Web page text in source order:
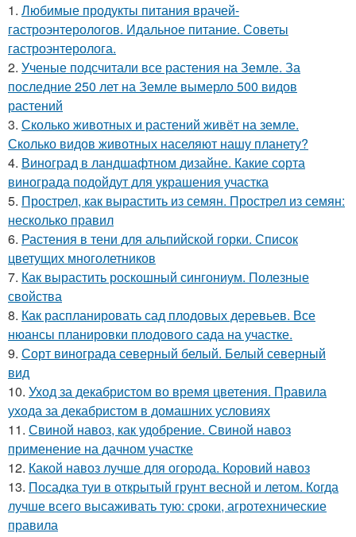
1. Любимые продукты питания врачей-
гастроэнтерологов. Идальное питание. Советы
гастроэнтеролога.
2. Ученые подсчитали все растения на Земле. За
последние 250 лет на Земле вымерло 500 видов
растений
3. Сколько животных и растений живёт на земле.
Сколько видов животных населяют нашу планету?
4. Виноград в ландшафтном дизайне. Какие сорта
винограда подойдут для украшения участка
5. Прострел, как вырастить из семян. Прострел из семян:
несколько правил
6. Растения в тени для альпийской горки. Список
цветущих многолетников
7. Как вырастить роскошный сингониум. Полезные
свойства
8. Как распланировать сад плодовых деревьев. Все
нюансы планировки плодового сада на участке.
9. Сорт винограда северный белый. Белый северный
вид
10. Уход за декабристом во время цветения. Правила
ухода за декабристом в домашних условиях
11. Свиной навоз, как удобрение. Свиной навоз
применение на дачном участке
12. Какой навоз лучше для огорода. Коровий навоз
13. Посадка туи в открытый грунт весной и летом. Когда
лучше всего высаживать тую: сроки, агротехнические
правила